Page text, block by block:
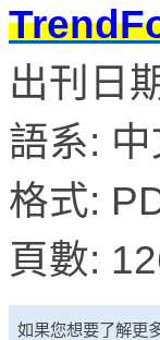
出刊日
語系:
格式:
頁數:
如果您想要了解更